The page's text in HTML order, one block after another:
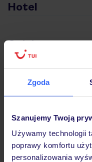
Zgoda
Szanujemy Twoją
Używamy technologii
poprawy komfortu
personalizowania
Hotel
Opinie
Pokoje
Wyżywienie
Atrakcje